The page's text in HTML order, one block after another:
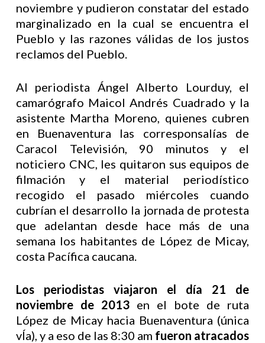
noviembre y pudieron constatar del estado
marginalizado en la cual se encuentra el
Pueblo y las razones válidas de los justos
reclamos del Pueblo.
Al periodista Ángel Alberto Lourduy, el
camarógrafo Maicol Andrés Cuadrado y la
asistente Martha Moreno, quienes cubren
en Buenaventura las corresponsalías de
Caracol Televisión, 90 minutos y el
noticiero CNC, les quitaron sus equipos de
filmación y el material periodístico
recogido el pasado miércoles cuando
cubrían el desarrollo la jornada de protesta
que adelantan desde hace más de una
semana los habitantes de López de Micay,
costa Pacífica caucana.
Los periodistas viajaron el día 21 de
noviembre de 2013en el bote de ruta
López de Micay hacia Buenaventura (única
vÍa), y a eso de las 8:30 am fueron atracados